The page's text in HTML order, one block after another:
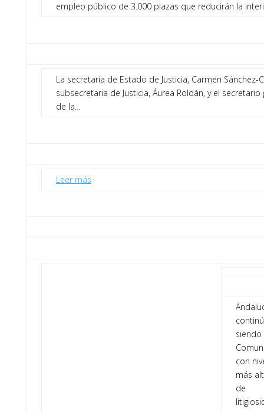
empleo público de 3.000 plazas que reducirán la
La secretaria de Estado de Justicia, Carmen Sánchez-
subsecretaria de Justicia, Áurea Roldán, y el secretario
de la…
Leer más
siendo
con
más
de